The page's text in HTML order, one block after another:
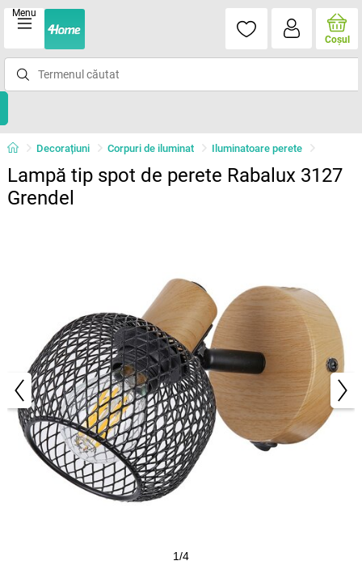
Menu
Coşul
Decorațiuni Corpuri de iluminat Iluminatoare perete
Lampă tip spot de perete Rabalux 3127
Grendel
1/4